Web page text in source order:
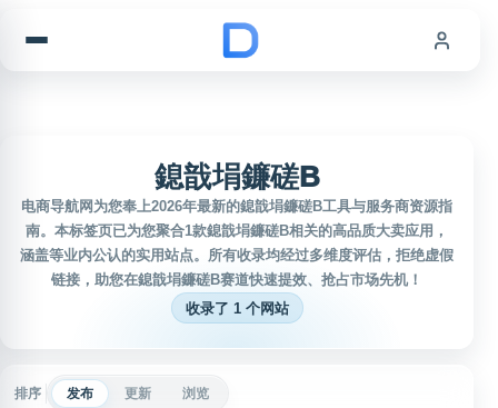
鎴戠埍鐮磋В
电商导航网为您奉上2026年最新的鎴戠埍鐮磋В工具与服务商资源指
南。本标签页已为您聚合1款鎴戠埍鐮磋В相关的高品质大卖应用，
涵盖等业内公认的实用站点。所有收录均经过多维度评估，拒绝虚假
链接，助您在鎴戠埍鐮磋В赛道快速提效、抢占市场先机！
收录了 1 个网站
排序 发布 更新 浏览